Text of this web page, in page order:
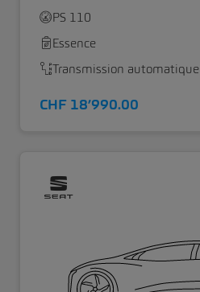
PS 110
Essence
Transmission automatique
CHF 18’990.00